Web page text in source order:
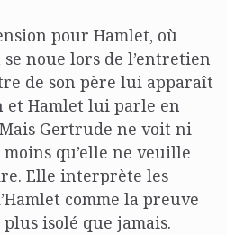
pour Hamlet, où
se noue lors de l’entretien
de son père lui apparaît
Hamlet lui parle en
Gertrude ne voit ni
qu’elle ne veuille
Elle interprète les
comme la preuve
isolé que jamais.